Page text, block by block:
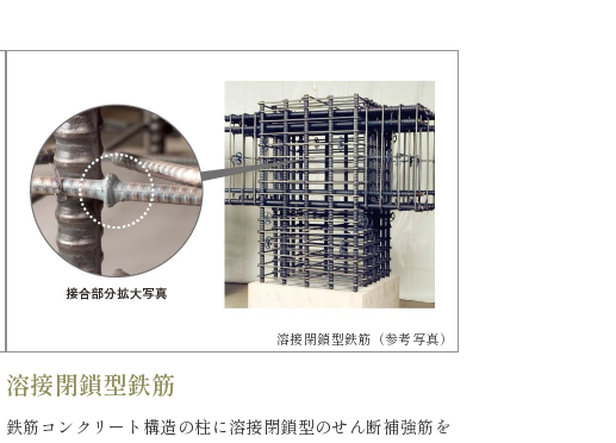
溶接閉鎖型鉄筋（参考写真）
溶接閉鎖型鉄筋
鉄筋コンクリート構造の柱に溶接閉鎖型のせん断補強筋を